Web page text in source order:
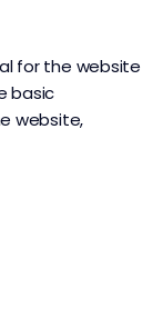
for the website
basic
website,